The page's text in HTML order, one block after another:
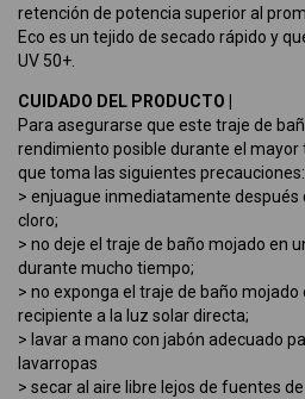
retención de potencia superior al
Eco es un tejido de secado rápido y
UV 50+.
CUIDADO DEL PRODUCTO |
Para asegurarse que este traje de
rendimiento posible durante el
que toma las siguientes precauciones:
> enjuague inmediatamente después
cloro;
> no deje el traje de baño mojado en
durante mucho tiempo;
> no exponga el traje de baño mojado
recipiente a la luz solar directa;
> lavar a mano con jabón adecuado
lavarropas
> secar al aire libre lejos de fuentes